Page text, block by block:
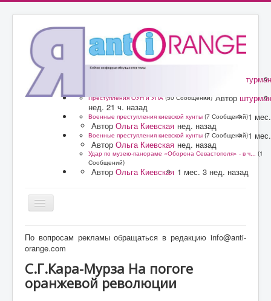
штурман
Преступления ОУН и УПА (50 Сообщений) Автор штурман
нед. 21 ч. назад
Военные преступления киевской хунты (7 Сообщений)
Автор Ольга Киевская
1
нед. назад
Военные преступления киевской хунты (7 Сообщений)
Автор Ольга Киевская
1
нед. назад
Удар по музею-панораме «Оборона Севастополя» - в ч...
(1
Сообщений)
Автор Ольга Киевская 1 мес. 3 нед. назад
Форум
О проекте
Статьи
По вопросам рекламы обращаться в редакцию info@anti-
orange.com
С.Г.Кара-Мурза На погоге
оранжевой революции